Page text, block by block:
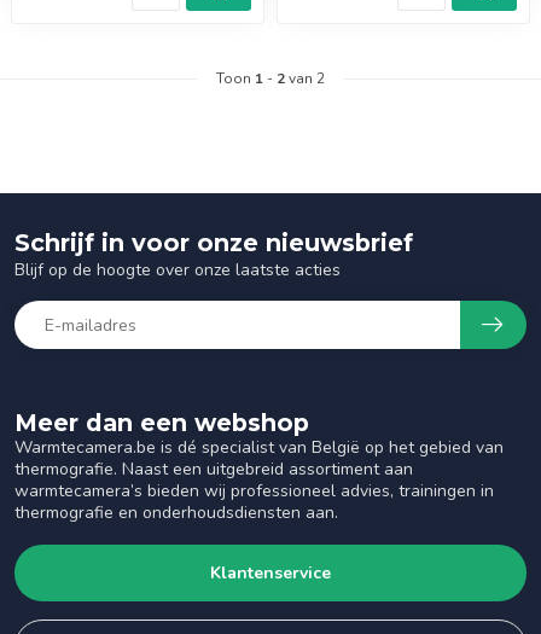
Toon 1 - 2van 2
Meer dan een webshop
Warmtecamera.be is dé specialist van België op het gebied van
thermografie. Naast een uitgebreid assortiment aan
warmtecamera’s bieden wij professioneel advies, trainingen in
thermografie en onderhoudsdiensten aan.
Klantenservice
Schrijf in voor onze nieuwsbrief
Blijf op de hoogte over onze laatste acties